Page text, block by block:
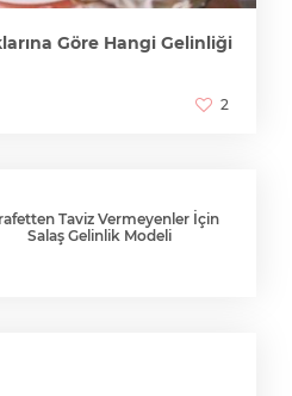
Göre Hangi Gelinliği
2
Taviz Vermeyenler İçin
Salaş Gelinlik Modeli